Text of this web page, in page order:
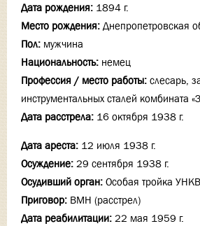
Дата рождения: 1894 г.
Место рождения: Днепропетровская
Пол: мужчина
Национальность: немец
Профессия / место работы: слесарь,
инструментальных сталей комбината
Дата расстрела: 16 октября 1938 г.
Дата ареста: 12 июля 1938 г.
Осуждение: 29 сентября 1938 г.
Осудивший орган: Особая тройка
Приговор: ВМН (расстрел)
Дата реабилитации: 22 мая 1959 г.